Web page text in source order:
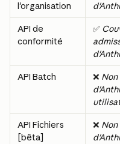
l'organisation
API de
conformité
✅
API Batch ❌
API Fichiers
[bêta]
❌